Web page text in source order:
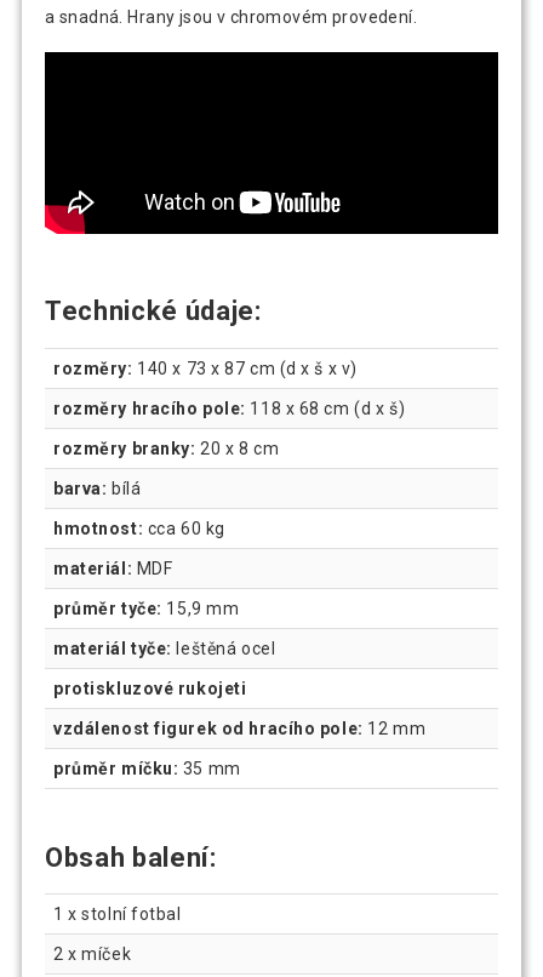
a snadná. Hrany jsou v chromovém provedení.
Technické údaje:
rozměry: 140 x 73 x 87 cm (d x š x v)
rozměry hracího pole: 118 x 68 cm (d x š)
rozměry branky: 20 x 8 cm
barva: bílá
hmotnost: cca 60 kg
materiál: MDF
průměr tyče: 15,9 mm
materiál tyče: leštěná ocel
protiskluzové rukojeti
vzdálenost figurek od hracího pole: 12 mm
průměr míčku: 35 mm
Obsah balení:
1 x stolní fotbal
2 x míček